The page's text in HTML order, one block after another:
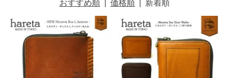
おすすめ順 価格順 新着順